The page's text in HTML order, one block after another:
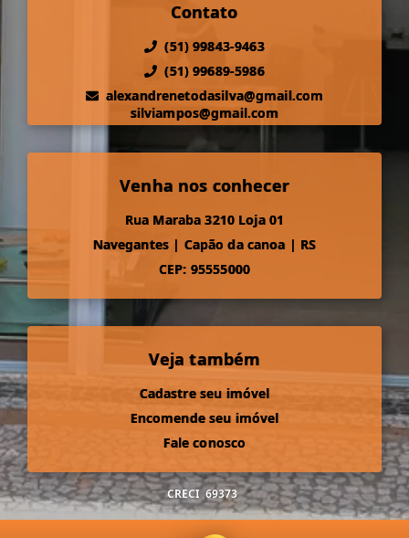
Contato
(51) 99843-9463
(51) 99689-5986
alexandrenetodasilva@gmail.com
silviampos@gmail.com
Venha nos conhecer
Rua Maraba 3210 Loja 01
Navegantes | Capão da canoa | RS
CEP: 95555000
Veja também
Cadastre seu imóvel
Encomende seu imóvel
Fale conosco
CRECI 69373